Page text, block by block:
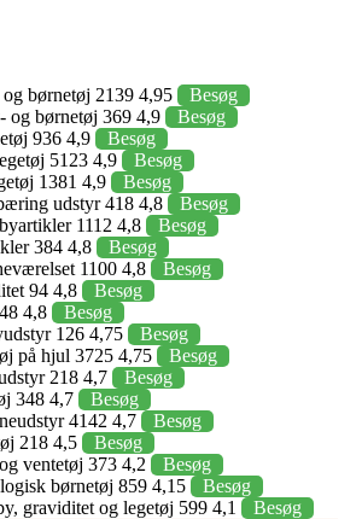
børnetøj 2139 4,95
Besøg
og børnetøj 369 4,9
Besøg
936 4,9
Besøg
5123 4,9
Besøg
1381 4,9
Besøg
udstyr 418 4,8
Besøg
1112 4,8
Besøg
384 4,8
Besøg
1100 4,8
Besøg
94 4,8
Besøg
4,8
Besøg
126 4,75
Besøg
på hjul 3725 4,75
Besøg
218 4,7
Besøg
348 4,7
Besøg
4142 4,7
Besøg
218 4,5
Besøg
ventetøj 373 4,2
Besøg
børnetøj 859 4,15
Besøg
graviditet og legetøj 599 4,1
Besøg